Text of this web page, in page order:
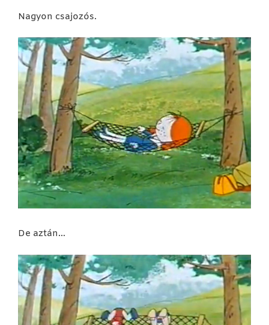
Nagyon csajozós.
De aztán…